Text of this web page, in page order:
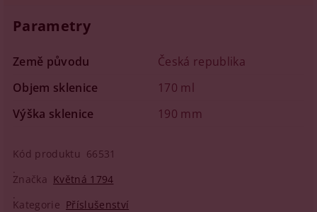
Parametry
Země původu
Česká republika
Objem sklenice
170 ml
Výška sklenice
190 mm
Kód produktu 66531
Značka Květná 1794
Kategorie Příslušenství